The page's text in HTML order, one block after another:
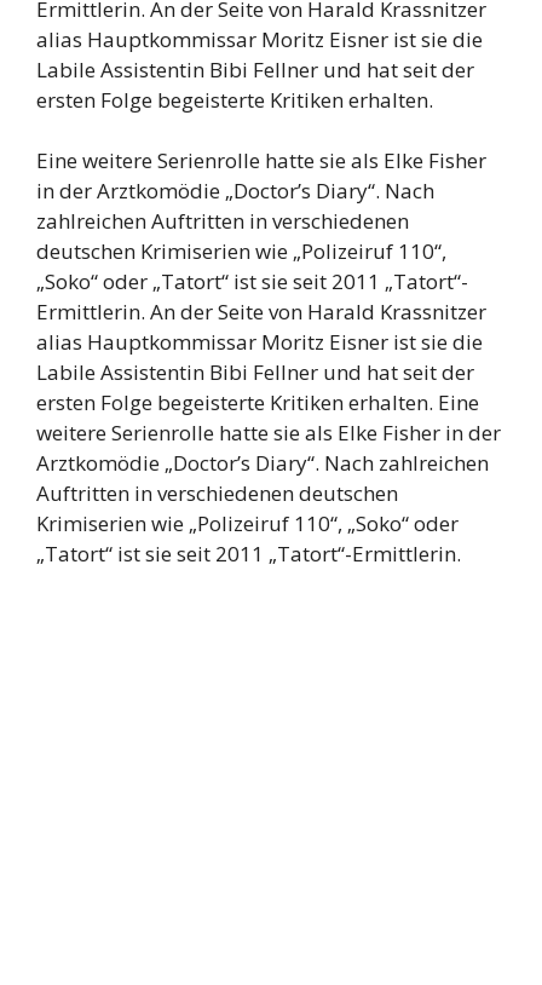
Ermittlerin. An der Seite von Harald Krassnitzer
alias Hauptkommissar Moritz Eisner ist sie die
Labile Assistentin Bibi Fellner und hat seit der
ersten Folge begeisterte Kritiken erhalten.
Eine weitere Serienrolle hatte sie als Elke Fisher
in der Arztkomödie „Doctor’s Diary“. Nach
zahlreichen Auftritten in verschiedenen
deutschen Krimiserien wie „Polizeiruf 110“,
„Soko“ oder „Tatort“ ist sie seit 2011 „Tatort“-
Ermittlerin. An der Seite von Harald Krassnitzer
alias Hauptkommissar Moritz Eisner ist sie die
Labile Assistentin Bibi Fellner und hat seit der
ersten Folge begeisterte Kritiken erhalten. Eine
weitere Serienrolle hatte sie als Elke Fisher in der
Arztkomödie „Doctor’s Diary“. Nach zahlreichen
Auftritten in verschiedenen deutschen
Krimiserien wie „Polizeiruf 110“, „Soko“ oder
„Tatort“ ist sie seit 2011 „Tatort“-Ermittlerin.